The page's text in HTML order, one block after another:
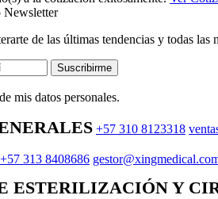
Newsletter
de las últimas tendencias y todas las
Suscribirme
mis datos personales.
+57 310 8123318
+57 313 8408686
ESTERILIZACIÓN Y